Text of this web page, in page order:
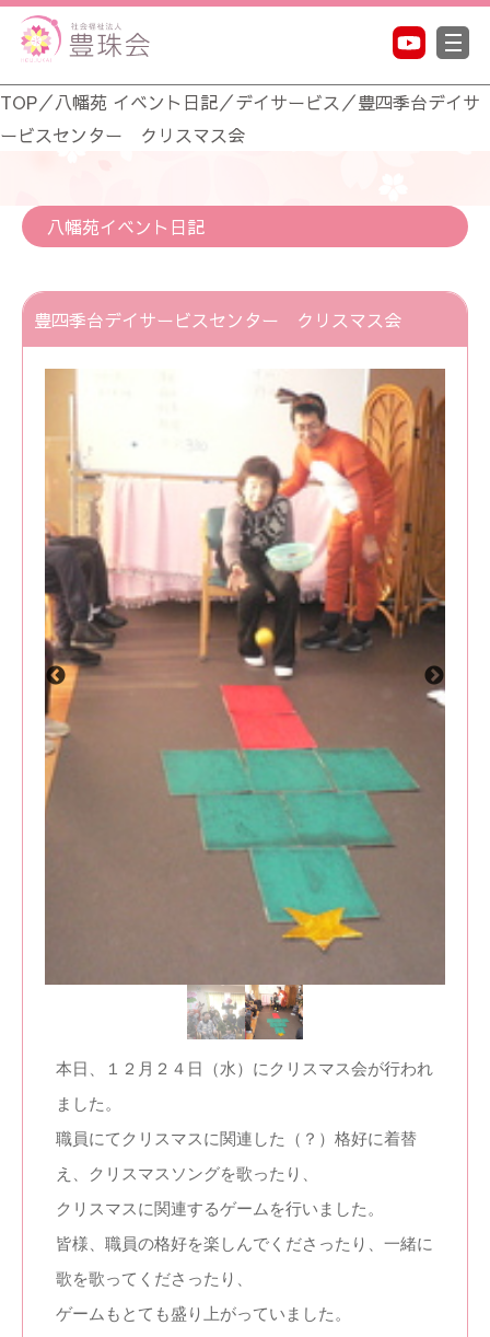
TOP／八幡苑 イベント日記／デイサービス ／豊四季台デイサ
ービスセンター クリスマス会
八幡苑イベント日記
豊四季台デイサービスセンター クリスマス会
本日、１２月２４日（水）にクリスマス会が行われ
ました。
職員にてクリスマスに関連した（？）格好に着替
え、クリスマスソングを歌ったり、
クリスマスに関連するゲームを行いました。
皆様、職員の格好を楽しんでくださったり、一緒に
歌を歌ってくださったり、
ゲームもとても盛り上がっていました。